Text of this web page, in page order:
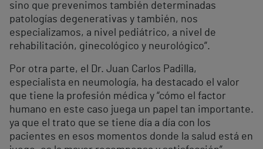
sino que prevenimos también determinadas
patologías degenerativas y también, nos
especializamos, a nivel pediátrico, a nivel de
rehabilitación, ginecológico y neurológico”.
Por otra parte, el Dr. Juan Carlos Padilla,
especialista en neumología, ha destacado el valor
que tiene la profesión médica y “cómo el factor
humano en este caso juega un papel tan importante.
ya que el trato que se tiene día a día con los
pacientes en esos momentos donde la salud está en